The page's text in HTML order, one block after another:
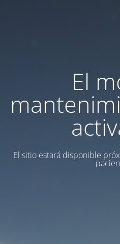
El
El sitio estará disponible